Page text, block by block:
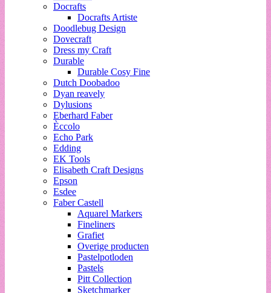
Docrafts
Docrafts Artiste
Doodlebug Design
Dovecraft
Dress my Craft
Durable
Durable Cosy Fine
Dutch Doobadoo
Dyan reavely
Dylusions
Eberhard Faber
Èccolo
Echo Park
Edding
EK Tools
Elisabeth Craft Designs
Epson
Esdee
Faber Castell
Aquarel Markers
Fineliners
Grafiet
Overige producten
Pastelpotloden
Pastels
Pitt Collection
Sketchmarker